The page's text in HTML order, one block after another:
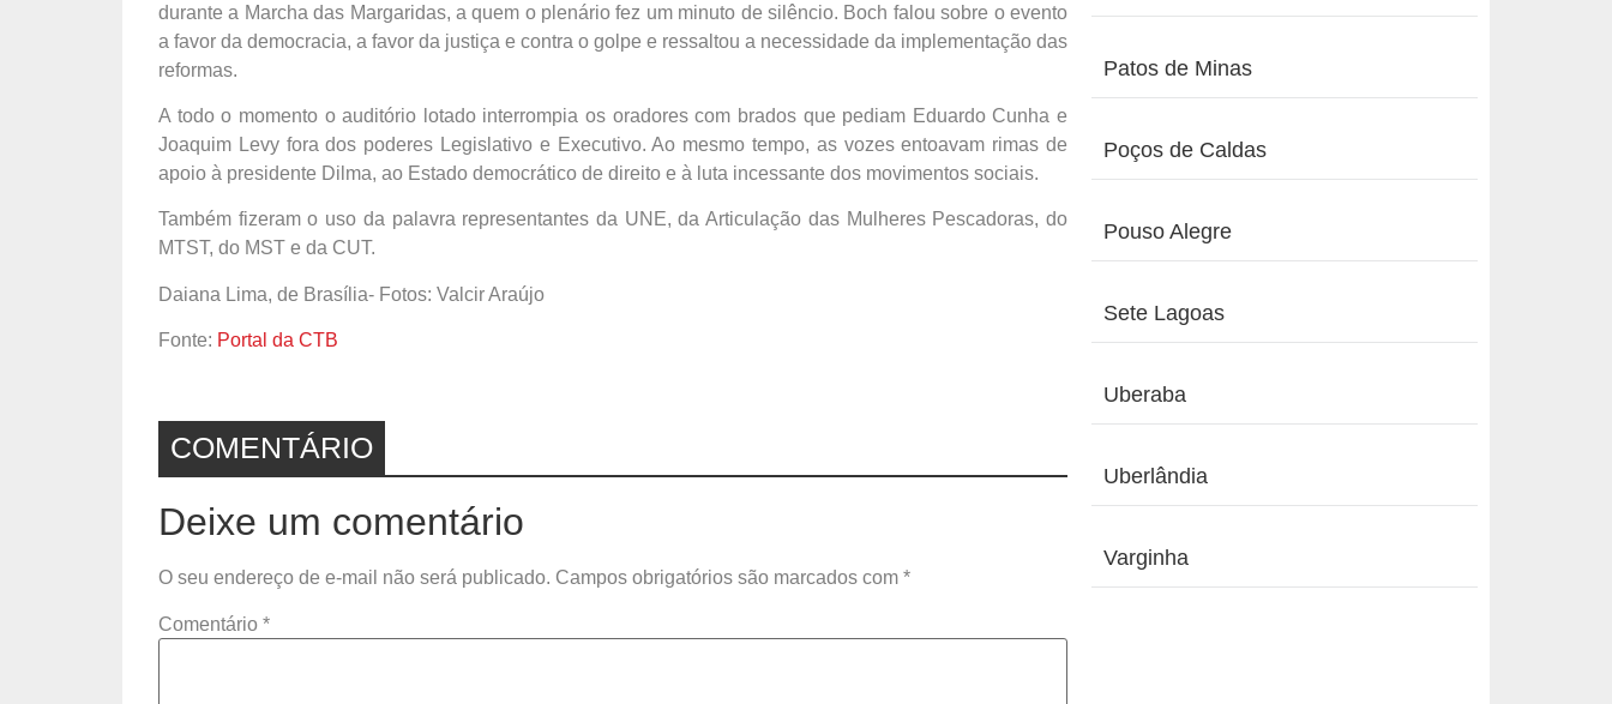
durante a Marcha das Margaridas, a quem o plenário fez um minuto de silêncio. Boch falou sobre o evento
a favor da democracia, a favor da justiça e contra o golpe e ressaltou a necessidade da implementação das
reformas.
A todo o momento o auditório lotado interrompia os oradores com brados que pediam Eduardo Cunha e
Joaquim Levy fora dos poderes Legislativo e Executivo. Ao mesmo tempo, as vozes entoavam rimas de
apoio à presidente Dilma, ao Estado democrático de direito e à luta incessante dos movimentos sociais.
Também fizeram o uso da palavra representantes da UNE, da Articulação das Mulheres Pescadoras, do
MTST, do MST e da CUT.
Daiana Lima, de Brasília- Fotos: Valcir Araújo
Fonte: Portal da CTB
COMENTÁRIO
Deixe um comentário
O seu endereço de e-mail não será publicado. Campos obrigatórios são marcados com *
Comentário *
Patos de Minas
Poços de Caldas
Pouso Alegre
Sete Lagoas
Uberaba
Uberlândia
Varginha